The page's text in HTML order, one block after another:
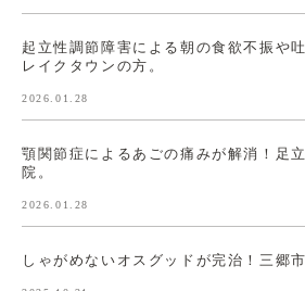
起立性調節障害による朝の食欲不振や
レイクタウンの方。
2026.01.28
顎関節症によるあごの痛みが解消！足
院。
2026.01.28
しゃがめないオスグッドが完治！三郷